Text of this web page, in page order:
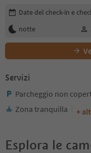
Modifica i dettagli della
Date del check-in e
notte
Servizi
Parcheggio non
Zona tranquilla
+
Esplora le